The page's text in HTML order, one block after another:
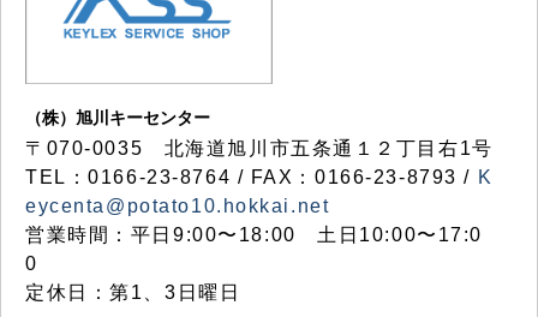
（株）旭川キーセンター
〒070-0035 北海道旭川市五条通１２丁目右1号
TEL：0166-23-8764 / FAX：0166-23-8793 / K
eycenta@potato10.hokkai.net
営業時間：平日9:00〜18:00 土日10:00〜17:0
0
定休日：第1、3日曜日